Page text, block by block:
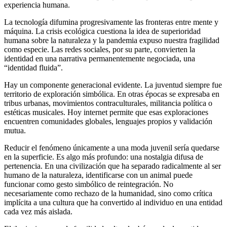
experiencia humana.
La tecnología difumina progresivamente las fronteras entre mente y
máquina. La crisis ecológica cuestiona la idea de superioridad
humana sobre la naturaleza y la pandemia expuso nuestra fragilidad
como especie. Las redes sociales, por su parte, convierten la
identidad en una narrativa permanentemente negociada, una
“identidad fluida”.
Hay un componente generacional evidente. La juventud siempre fue
territorio de exploración simbólica. En otras épocas se expresaba en
tribus urbanas, movimientos contraculturales, militancia política o
estéticas musicales. Hoy internet permite que esas exploraciones
encuentren comunidades globales, lenguajes propios y validación
mutua.
Reducir el fenómeno únicamente a una moda juvenil sería quedarse
en la superficie. Es algo más profundo: una nostalgia difusa de
pertenencia. En una civilización que ha separado radicalmente al ser
humano de la naturaleza, identificarse con un animal puede
funcionar como gesto simbólico de reintegración. No
necesariamente como rechazo de la humanidad, sino como crítica
implícita a una cultura que ha convertido al individuo en una entidad
cada vez más aislada.